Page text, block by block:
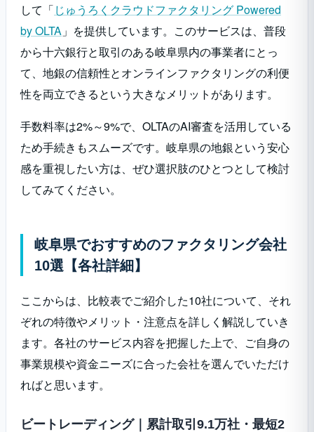
して「じゅうろくクラウドファクタリング Powered
by OLTA 」を提供しています。このサービスは、普段
から十六銀行と取引のある岐阜県内の事業者にとっ
て、地銀の信頼性とオンラインファクタリングの利便
性を両立できるという大きなメリットがあります。
手数料率は2%～9%で、OLTAのAI審査を活用している
ため手続きもスムーズです。岐阜県の地銀という安心
感を重視したい方は、ぜひ選択肢のひとつとして検討
してみてください。
岐阜県でおすすめのファクタリング会社
10選【各社詳細】
ここからは、比較表でご紹介した10社について、それ
ぞれの特徴やメリット・注意点を詳しく解説していき
ます。各社のサービス内容を把握した上で、ご自身の
事業規模や資金ニーズに合った会社を選んでいただけ
ればと思います。
ビートレーディング｜累計取引9.1万社・最短2